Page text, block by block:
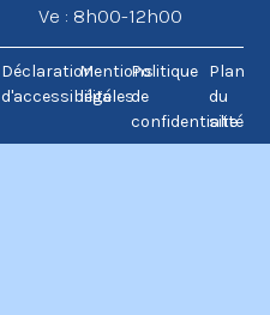
Ve : 8h00-12h00
Déclaration
d'accessibilité
Mentions
légales
Politique
de
confidentialité
Plan
du
site